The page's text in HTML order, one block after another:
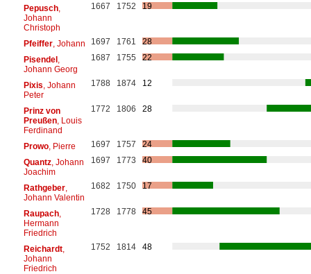
Pepusch,
Johann
Christoph
1667 1752 19
Pfeiffer, Johann 1697 1761
28
Pisendel,
Johann Georg
1687 1755 22
Pixis , Johann
Peter
1788 1874 12
Prinz von
Preußen, Louis
Ferdinand
1772 1806 28
Prowo, Pierre 1697 1757
24
Quantz, Johann
Joachim
1697 1773 40
Rathgeber,
Johann Valentin
1682 1750 17
Raupach,
Hermann
Friedrich
1728 1778 45
Reichardt,
Johann
Friedrich
1752 1814 48